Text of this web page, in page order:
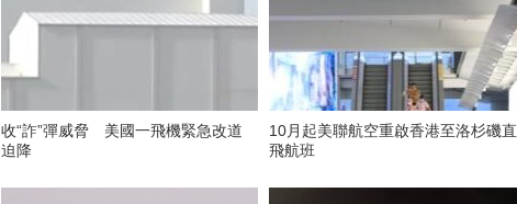
收“詐”彈威脅 美國一飛機緊急改道
迫降
10月起美聯航空重啟香港至洛杉磯直
飛航班